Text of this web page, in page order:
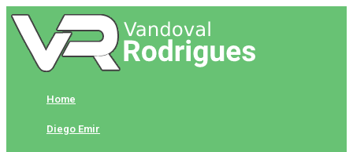
Skip
to
content
Home
Diego Emir